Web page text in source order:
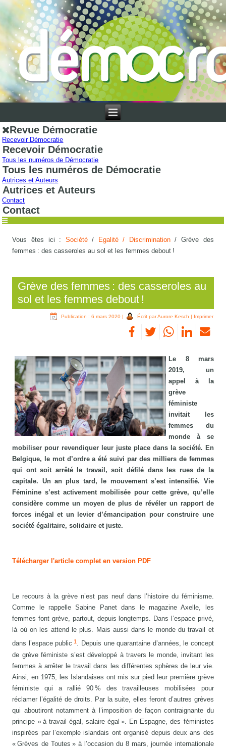
Revue Démocratie
Recevoir Démocratie
Recevoir Démocratie
Tous les numéros de Démocratie
Tous les numéros de Démocratie
Autrices et Auteurs
Autrices et Auteurs
Contact
Contact
Vous êtes ici : Société/ Egalité / Discrimination/Grève des
femmes : des casseroles au sol et les femmes debout !
Grève des femmes : des casseroles au
sol et les femmes debout !
Publication : 6 mars 2020| Écrit par Aurore Kesch | Imprimer
Le 8 mars
2019, un
appel à la
grève
féministe
invitait les
femmes du
monde à se
mobiliser pour revendiquer leur juste place dans la société. En
Belgique, le mot d’ordre a été suivi par des milliers de femmes
qui ont soit arrêté le travail, soit défilé dans les rues de la
capitale. Un an plus tard, le mouvement s’est intensifié. Vie
Féminine s’est activement mobilisée pour cette grève, qu’elle
considère comme un moyen de plus de révéler un rapport de
forces inégal et un levier d’émancipation pour construire une
société égalitaire, solidaire et juste.
Télécharger l'article complet en version PDF
Le recours à la grève n’est pas neuf dans l’histoire du féminisme.
Comme le rappelle Sabine Panet dans le magazine Axelle, les
femmes font grève, partout, depuis longtemps. Dans l’espace privé,
là où on les attend le plus. Mais aussi dans le monde du travail et
dans l’espace public1 . Depuis une quarantaine d’années, le concept
de grève féministe s’est développé à travers le monde, invitant les
femmes à arrêter le travail dans les différentes sphères de leur vie.
Ainsi, en 1975, les Islandaises ont mis sur pied leur première grève
féministe qui a rallié 90 % des travailleuses mobilisées pour
réclamer l’égalité de droits. Par la suite, elles feront d’autres grèves
qui aboutiront notamment à l’imposition de façon contraignante du
principe « à travail égal, salaire égal ». En Espagne, des féministes
inspirées par l’exemple islandais ont organisé depuis deux ans des
« Grèves de Toutes » à l’occasion du 8 mars, journée internationale